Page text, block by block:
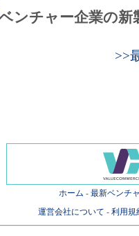
ンチャー企業の新
>>
ホーム - 最新ベンチ
運営会社について - 利用規